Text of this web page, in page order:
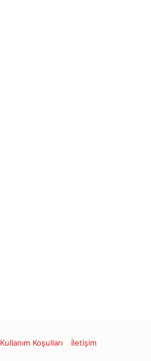
Kullanım Koşulları İletişim